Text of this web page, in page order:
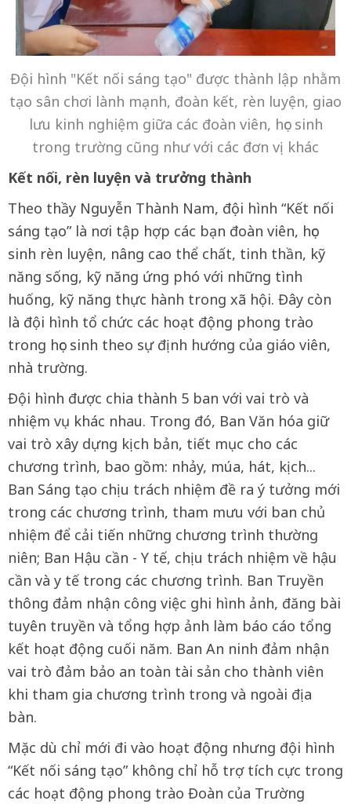
Đội hình "Kết nối sáng tạo" được thành lập nhằm
tạo sân chơi lành mạnh, đoàn kết, rèn luyện, giao
lưu kinh nghiệm giữa các đoàn viên, học sinh
trong trường cũng như với các đơn vị khác
Kết nối, rèn luyện và trưởng thành
Theo thầy Nguyễn Thành Nam, đội hình “Kết nối
sáng tạo” là nơi tập hợp các bạn đoàn viên, học
sinh rèn luyện, nâng cao thể chất, tinh thần, kỹ
năng sống, kỹ năng ứng phó với những tình
huống, kỹ năng thực hành trong xã hội. Đây còn
là đội hình tổ chức các hoạt động phong trào
trong học sinh theo sự định hướng của giáo viên,
nhà trường.
Đội hình được chia thành 5 ban với vai trò và
nhiệm vụ khác nhau. Trong đó, Ban Văn hóa giữ
vai trò xây dựng kịch bản, tiết mục cho các
chương trình, bao gồm: nhảy, múa, hát, kịch...
Ban Sáng tạo chịu trách nhiệm đề ra ý tưởng mới
trong các chương trình, tham mưu với ban chủ
nhiệm để cải tiến những chương trình thường
niên; Ban Hậu cần - Y tế, chịu trách nhiệm về hậu
cần và y tế trong các chương trình. Ban Truyền
thông đảm nhận công việc ghi hình ảnh, đăng bài
tuyên truyền và tổng hợp ảnh làm báo cáo tổng
kết hoạt động cuối năm. Ban An ninh đảm nhận
vai trò đảm bảo an toàn tài sản cho thành viên
khi tham gia chương trình trong và ngoài địa
bàn.
Mặc dù chỉ mới đi vào hoạt động nhưng đội hình
“Kết nối sáng tạo” không chỉ hỗ trợ tích cực trong
các hoạt động phong trào Đoàn của Trường